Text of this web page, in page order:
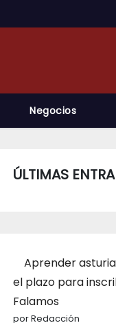
Negocios
ÚLTIMAS
Aprender
el plazo para
Falamos
por Redacción